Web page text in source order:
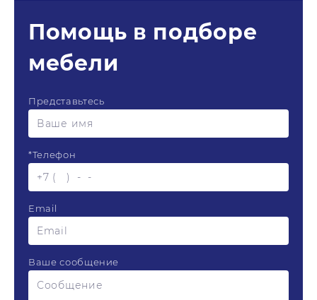
Помощь в подборе
мебели
Представьтесь
*Телефон
Email
Ваше сообщение